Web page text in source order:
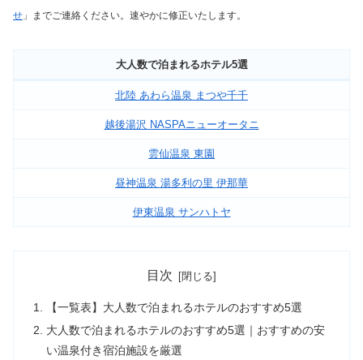
せ 」までご連絡ください。速やかに修正いたします。
大人数で泊まれるホテル5選
北陸 あわら温泉 まつや千千
越後湯沢 NASPAニューオータニ
雲仙温泉 東園
昼神温泉 湯多利の里 伊那華
伊東温泉 サンハトヤ
目次
【一覧表】大人数で泊まれるホテルのおすすめ5選
大人数で泊まれるホテルのおすすめ5選｜おすすめの安
い温泉付き宿泊施設を厳選